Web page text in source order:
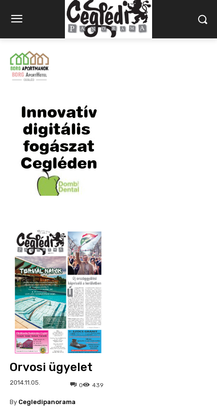
Orvosi ügyelet
2014.11.05. 439
0
By Cegledipanorama